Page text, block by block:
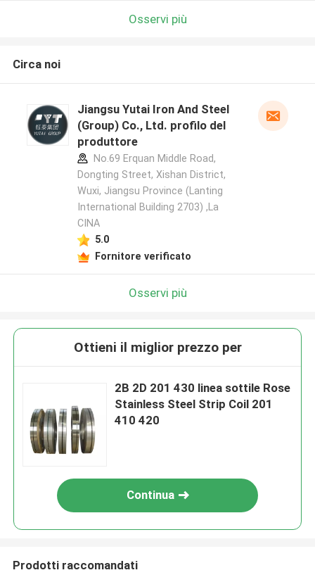
Osservi più
Circa noi
Jiangsu Yutai Iron And Steel
(Group) Co., Ltd. profilo del
produttore
No.69 Erquan Middle Road,
Dongting Street, Xishan District,
Wuxi, Jiangsu Province (Lanting
International Building 2703) ,La
CINA
5.0
Fornitore verificato
Osservi più
Ottieni il miglior prezzo per
2B 2D 201 430 linea sottile Rose
Stainless Steel Strip Coil 201
410 420
Continua
Prodotti raccomandati